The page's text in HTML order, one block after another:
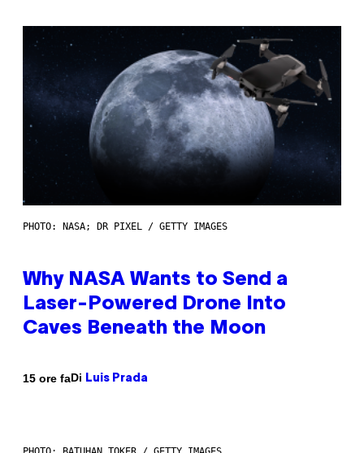
PHOTO: NASA; DR PIXEL / GETTY IMAGES
Why NASA Wants to Send a
Laser-Powered Drone Into
Caves Beneath the Moon
15 ore faDi Luis Prada